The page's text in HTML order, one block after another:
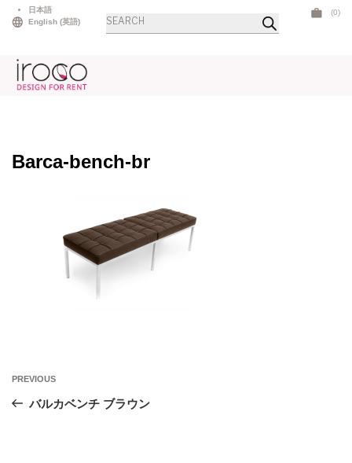
日本語
English (英語)
商
品
(0)
Barca-bench-br
投
稿
Previous
PREVIOUS
バルカベンチ ブラウン